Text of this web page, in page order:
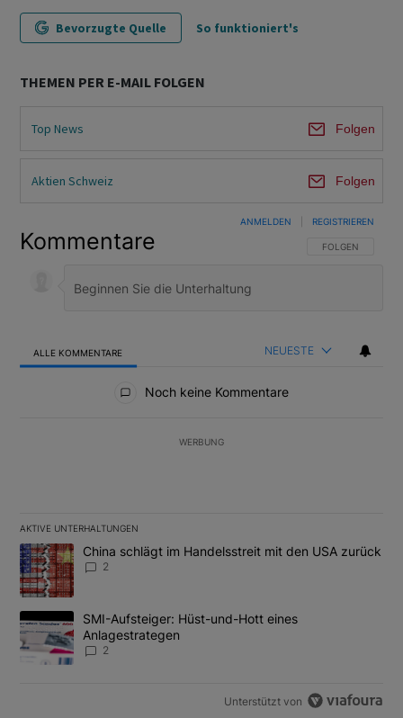
Bevorzugte Quelle So funktioniert's
THEMEN PER E-MAIL FOLGEN
Top News Folgen
Aktien Schweiz Folgen
Kommentare FOLGE DIESER
FOLGEN
ANMELDEN REGISTRIEREN
ALLE KOMMENTARE NEUESTE
Noch keine Kommentare
WERBUNG
AKTIVE UNTERHALTUNGEN
Das Folgende ist eine Liste der am meisten kommentierten
Ein Trendartikel mit dem Titel "China schlägt im Handelsstreit
China schlägt im Handelsstreit mit den USA zurück
2
Ein Trendartikel mit dem Titel "SMI-Aufsteiger: Hüst-und-Hott
SMI-Aufsteiger: Hüst-und-Hott eines
Anlagestrategen
2
Unterstützt von